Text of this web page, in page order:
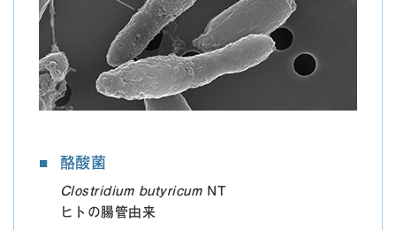
酪酸菌
Clostridium butyricumNT
ヒトの腸管由来